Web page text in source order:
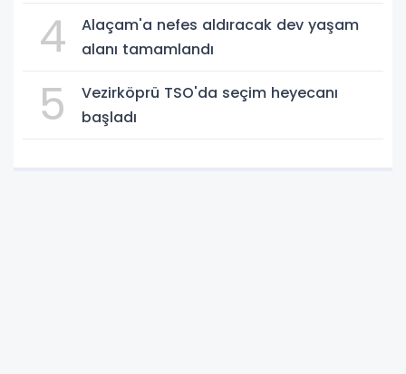
4
Alaçam'a nefes aldıracak dev yaşam
alanı tamamlandı
5
Vezirköprü TSO'da seçim heyecanı
başladı